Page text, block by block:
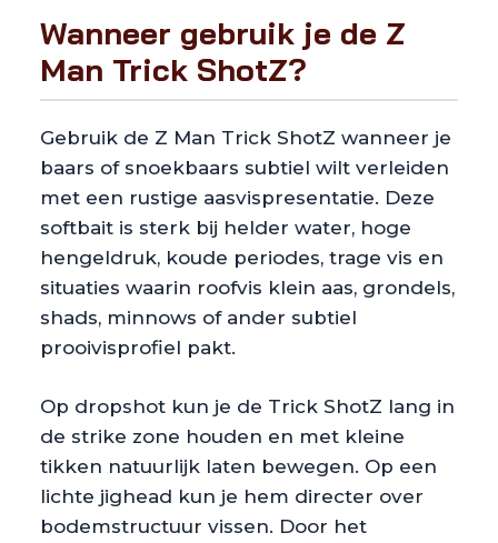
Wanneer gebruik je de Z
Man Trick ShotZ?
Gebruik de Z Man Trick ShotZ wanneer je
baars of snoekbaars subtiel wilt verleiden
met een rustige aasvispresentatie. Deze
softbait is sterk bij helder water, hoge
hengeldruk, koude periodes, trage vis en
situaties waarin roofvis klein aas, grondels,
shads, minnows of ander subtiel
prooivisprofiel pakt.
Op dropshot kun je de Trick ShotZ lang in
de strike zone houden en met kleine
tikken natuurlijk laten bewegen. Op een
lichte jighead kun je hem directer over
bodemstructuur vissen. Door het